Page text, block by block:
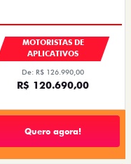
MOTORISTAS DE
APLICATIVOS
De: R$ 126.990,00
R$ 120.690,00
Quero agora!